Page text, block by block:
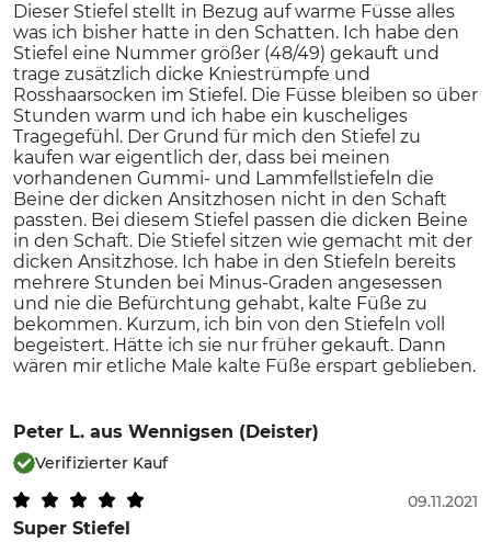
Dieser Stiefel stellt in Bezug auf warme Füsse alles
was ich bisher hatte in den Schatten. Ich habe den
Stiefel eine Nummer größer (48/49) gekauft und
trage zusätzlich dicke Kniestrümpfe und
Rosshaarsocken im Stiefel. Die Füsse bleiben so über
Stunden warm und ich habe ein kuscheliges
Tragegefühl. Der Grund für mich den Stiefel zu
kaufen war eigentlich der, dass bei meinen
vorhandenen Gummi- und Lammfellstiefeln die
Beine der dicken Ansitzhosen nicht in den Schaft
passten. Bei diesem Stiefel passen die dicken Beine
in den Schaft. Die Stiefel sitzen wie gemacht mit der
dicken Ansitzhose. Ich habe in den Stiefeln bereits
mehrere Stunden bei Minus-Graden angesessen
und nie die Befürchtung gehabt, kalte Füße zu
bekommen. Kurzum, ich bin von den Stiefeln voll
begeistert. Hätte ich sie nur früher gekauft. Dann
wären mir etliche Male kalte Füße erspart geblieben.
Peter L. aus Wennigsen (Deister)
Verifizierter Kauf
Super Stiefel
09.11.2021